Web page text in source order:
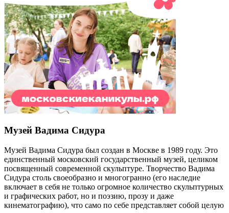
Музей Вадима Сидура
Музей Вадима Сидура был создан в Москве в 1989 году. Это
единственный московский государственный музей, целиком
посвященный современной скульптуре. Творчество Вадима
Сидура столь своеобразно и многогранно (его наследие
включает в себя не только огромное количество скульптурных
и графических работ, но и поэзию, прозу и даже
кинематографию), что само по себе представляет собой целую